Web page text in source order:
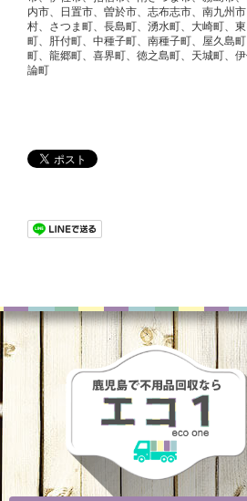
内市、日置市、曽於市、志布志市、南九州
村、さつま町、長島町、湧水町、大崎町、
町、肝付町、中種子町、南種子町、屋久島
町、龍郷町、喜界町、徳之島町、天城町、
論町